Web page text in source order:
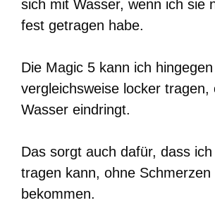
sich mit Wasser, wenn ich sie
fest getragen habe.
Die Magic 5 kann ich hingegen
vergleichsweise locker tragen,
Wasser eindringt.
Das sorgt auch dafür, dass
tragen kann, ohne Schmerzen
bekommen.